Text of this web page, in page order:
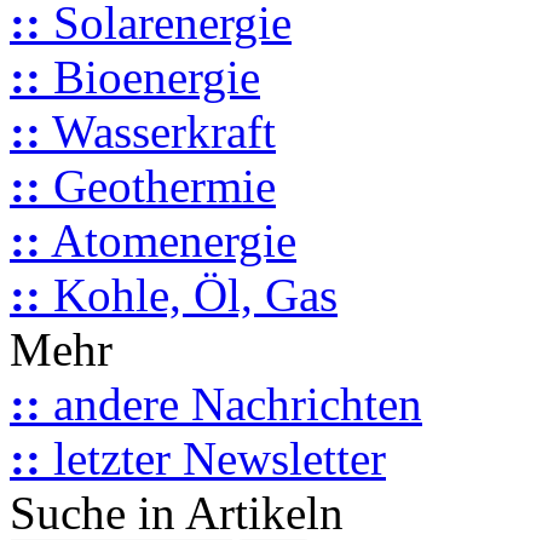
:: Solarenergie
:: Bioenergie
:: Wasserkraft
:: Geothermie
:: Atomenergie
:: Kohle, Öl, Gas
Mehr
:: andere Nachrichten
:: letzter Newsletter
Suche in Artikeln